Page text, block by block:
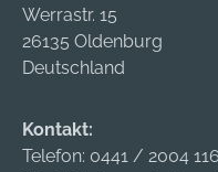
Werrastr. 15
26135 Oldenburg
Deutschland
Kontakt:
Telefon: 0441 / 2004 116